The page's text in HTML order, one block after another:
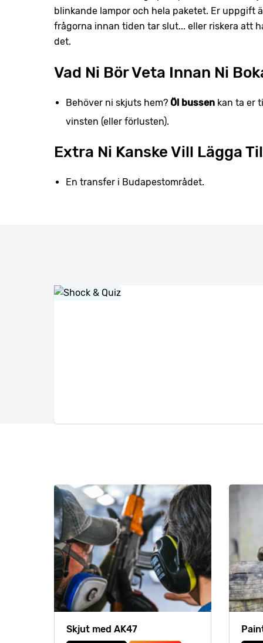
blinkande lampor och hela paketet. Er uppgift
frågorna innan tiden tar slut... eller riskera att
det.
Vad Ni Bör Veta Innan Ni
Behöver ni skjuts hem? Öl bussen kan ta er
vinsten (eller förlusten).
Extra Ni Kanske Vill Lägga
En transfer i Budapestområdet.
Skjut med AK47